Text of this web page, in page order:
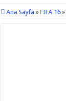
Ana Sayfa » FIFA 16 »